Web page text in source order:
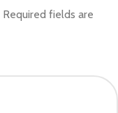
Required fields are